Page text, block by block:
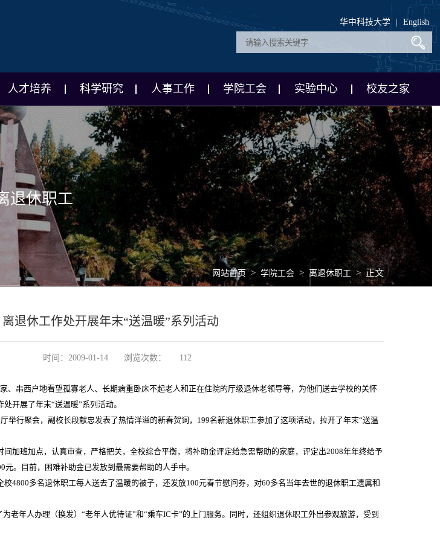
华中科技大学 English
人才培养 科学研究 人事工作 学院工会 实验中心 校友之家
退休职工
网站首页 > 学院工会 > 离退休职工 >正文
离退休工作处开展年末“送温暖”系列活动
时间：2009-01-14 浏览次数： 112
、串西户地看望孤寡老人、长期病重卧床不起老人和正在住院的厅级退休老领导等，为他们送去学校的关怀
开展了年末“送温暖”系列活动。
举行聚会，副校长段献忠发表了热情洋溢的新春贺词，199名新退休职工参加了这项活动，拉开了年末“送温
加班加点，认真审查，严格把关，全校综合平衡，将补助金评定给急需帮助的家庭，评定出2008年年终给予
。目前，困难补助金已发放到最需要帮助的人手中。
4800多名退休职工每人送去了温暖的被子，还发放100元春节慰问券，对60多名当年去世的退休职工遗属和
老年人办理（换发）“老年人优待证”和“乘车IC卡”的上门服务。同时，还组织退休职工外出参观旅游，受到